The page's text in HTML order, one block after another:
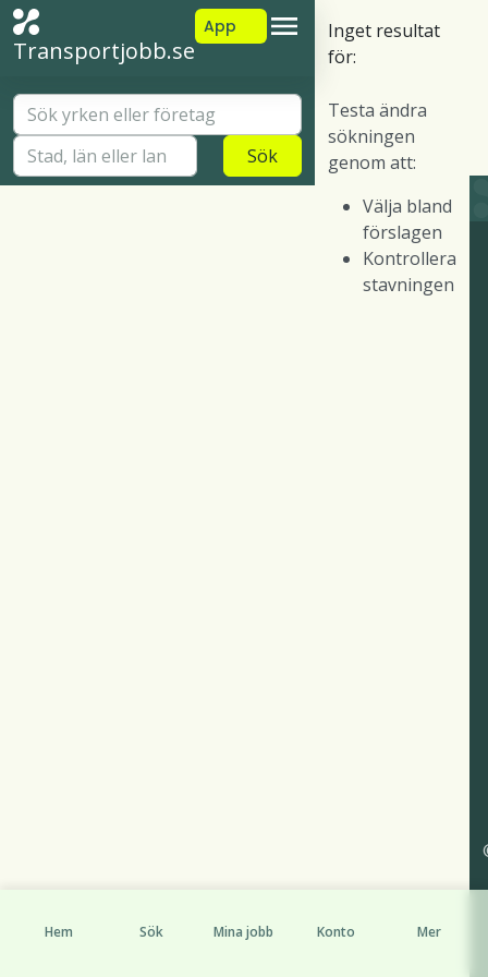
Transportjobb.se
App
Sök
Inget resultat
för:
Testa ändra
sökningen
genom att:
Välja bland
förslagen
Kontrollera
stavningen
Hem Sök Mina jobb Konto Mer